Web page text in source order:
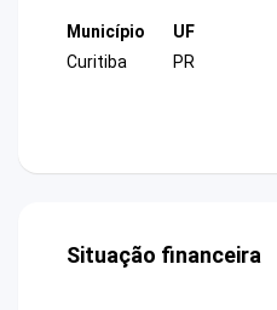
Município
Curitiba
UF
PR
Situação financeira